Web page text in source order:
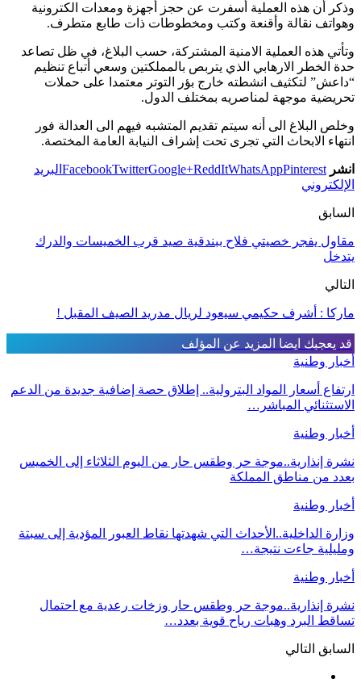
وذكر أن هذه العملية أسفرت عن حجز أجهزة ومعدات الكترونية
وهواتف نقالة وأقنعة وكتب ومخطوطات ذات طابع متطرف.
وتأتي هذه العملية الامنية المشتركة، حسب البلاغ، في ظل تصاعد
حدة الخطر الارهابي الذي يتربص بالمملكتين وسعي أتباع تنظيم
“داعش” لتكثيف انشطته خارج بؤر التوتر معتمدا على حملات
تحريضية موجهة لمناصريه بمختلف الدول.
وخلص البلاغ الى أنه سيتم تقديم المتشبه فيهم الى العدالة فور
انتهاء الابحاث التي تجرى تحت إشراف النيابة العامة المختصة.
انشر FacebookTwitterGoogle+ReddItWhatsAppPinterest
البريد
الإلكتروني
السابق
مقاول يفجر خصيتي فلاح ببندقية صيد قرب الخميسات والدرك
يتدخل
التالي
ماركا : أشرف حكيمي سيعود لريال مدريد الصيف المقبل !
قد يعجبك ايضا المزيد عن المؤلف
أخبار وطنية
ارتفاع أسعار المواد البترولية.. إطلاق حصة إضافية جديدة من الدعم
الاستثنائي المباشر…
أخبار وطنية
نشرة إنذارية..موجة حر وطقس حار من اليوم الثلاثاء إلى الخميس
بعدد من مناطق المملكة
أخبار وطنية
وزارة الداخلية..الأحداث التي شهدتها نقاط العبور المؤدية إلى سبتة
ومليلية جاءت نتيجة…
أخبار وطنية
نشرة إنذارية..موجة حر وطقس حار وزخات رعدية مع احتمال
تساقط البرد وهبات رياح قوية بعدد…
السابق التالي